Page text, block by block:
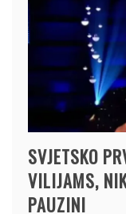
SVJETSKO
VILIJAMS,
PAUZINI